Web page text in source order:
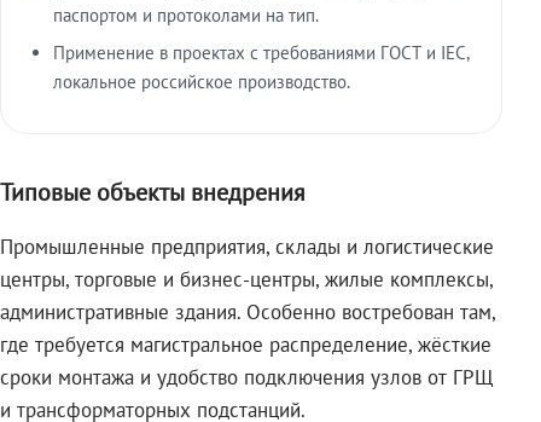
паспортом и протоколами на тип.
Применение в проектах с требованиями ГОСТ и IEC,
локальное российское производство.
Типовые объекты внедрения
Промышленные предприятия, склады и логистические
центры, торговые и бизнес-центры, жилые комплексы,
административные здания. Особенно востребован там,
где требуется магистральное распределение, жёсткие
сроки монтажа и удобство подключения узлов от ГРЩ
и трансформаторных подстанций.